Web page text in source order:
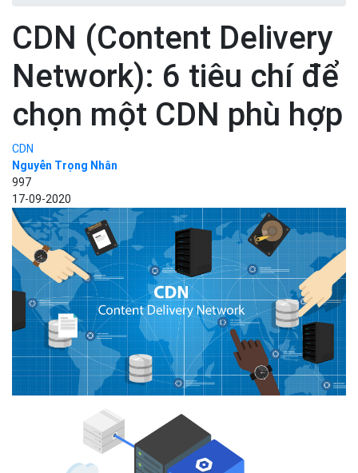
CDN (Content Delivery
Network): 6 tiêu chí để
chọn một CDN phù hợp
CDN
Nguyễn Trọng Nhân
997
17-09-2020